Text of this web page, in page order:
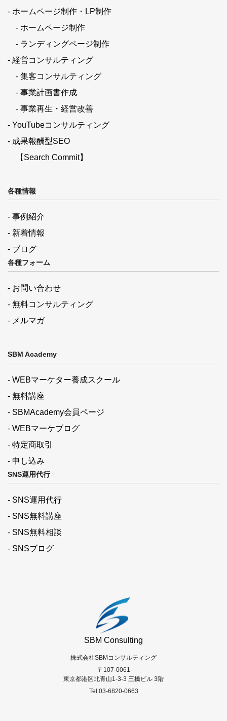
- ホームページ制作・LP制作
- ホームページ制作
- ランディングページ制作
- 経営コンサルティング
- 集客コンサルティング
- 事業計画書作成
- 事業再生・経営改善
- YouTubeコンサルティング
- 成果報酬型SEO
【Search Commit】
各種情報
- 事例紹介
- 新着情報
- ブログ
各種フォーム
- お問い合わせ
- 無料コンサルティング
- メルマガ
SBM Academy
- WEBマーケター養成スクール
- 無料講座
- SBMAcademy会員ページ
- WEBマーケブログ
- 特定商取引
- 申し込み
SNS運用代行
- SNS運用代行
- SNS無料講座
- SNS無料相談
- SNSブログ
SBM Consulting
株式会社SBMコンサルティング
〒107-0061
東京都港区北青山1-3-3 三橋ビル 3階
Tel:03-6820-0663